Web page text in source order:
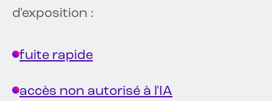
d'exposition :
fuite rapide
accès non autorisé à l'IA